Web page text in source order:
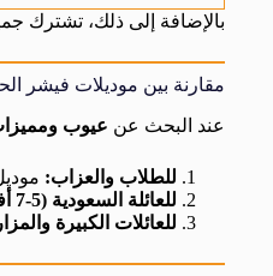
بالإضافة إلى ذلك، تشترك
مقارنة بين موديلات فيشر
عند البحث عن عيوب
للطلاب والعزاب: موديل 7 كيلو كافٍ جداً ولا يشغل
للعائلة السعودية (5-7 أفراد):
للعائلات الكبيرة